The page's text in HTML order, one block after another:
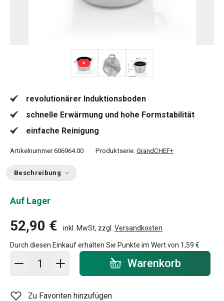
revolutionärer Induktionsboden
schnelle Erwärmung und hohe Formstabilität
einfache Reinigung
Artikelnummer 606964.00 Produktserie: GrandCHEF+
Beschreibung
Auf Lager
52,90 € inkl. MwSt, zzgl. Versandkosten
Durch diesen Einkauf erhalten Sie Punkte im Wert von 1,59 €
In den Warenkorb - Menge Warenkorb
Zu Favoriten hinzufügen